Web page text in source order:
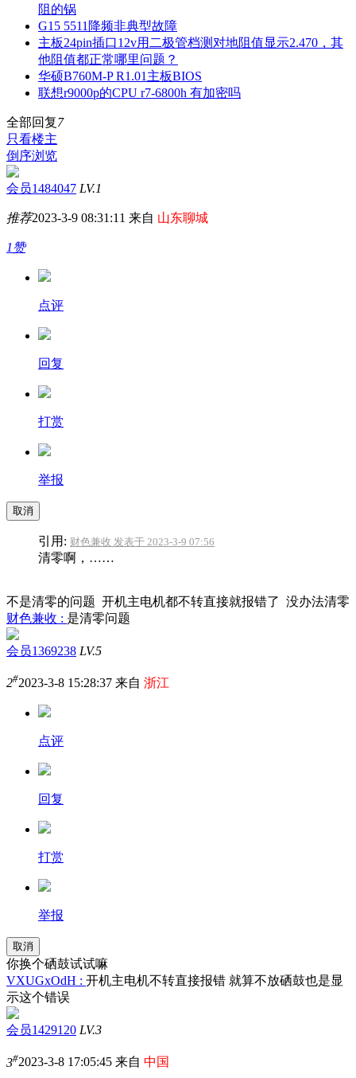
阻的锅
G15 5511降频非典型故障
主板24pin插口12v用二极管档测对地阻值显示2.470，其
他阻值都正常哪里问题？
华硕B760M-P R1.01主板BIOS
联想r9000p的CPU r7-6800h 有加密吗
全部回复7
只看楼主
倒序浏览
会员1484047 LV.1
推荐2023-3-9 08:31:11 来自 山东聊城
1赞
点评
回复
打赏
举报
取消
引用: 财色兼收 发表于 2023-3-9 07:56
清零啊，……
不是清零的问题 开机主电机都不转直接就报错了 没办法清零
财色兼收 : 是清零问题
会员1369238 LV.5
2#2023-3-8 15:28:37 来自 浙江
点评
回复
打赏
举报
取消
你换个硒鼓试试嘛
VXUGxOdH : 开机主电机不转直接报错 就算不放硒鼓也是显
示这个错误
会员1429120 LV.3
3#2023-3-8 17:05:45 来自 中国